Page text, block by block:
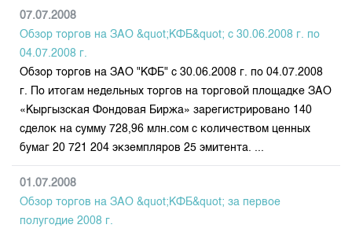
Объем ГЦБ в обращении
Результаты аукционов по депозитам
07.07.2008
Обзор торгов на ЗАО &quot;КФБ&quot; с 30.06.2008 г. по
04.07.2008 г.
Обзор торгов на ЗАО "КФБ" с 30.06.2008 г. по 04.07.2008
г. По итогам недельных торгов на торговой площадке ЗАО
«Кыргызская Фондовая Биржа» зарегистрировано 140
сделок на сумму 728,96 млн.сом с количеством ценных
бумаг 20 721 204 экземпляров 25 эмитента. ...
01.07.2008
Обзор торгов на ЗАО &quot;КФБ&quot; за первое
полугодие 2008 г.